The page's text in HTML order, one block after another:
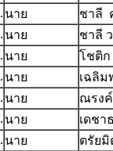
นาย ชาลี
นาย ชาลี
นาย โชติก
นาย เฉลิ
นาย ณรง
นาย เดชา
นาย ตรัย